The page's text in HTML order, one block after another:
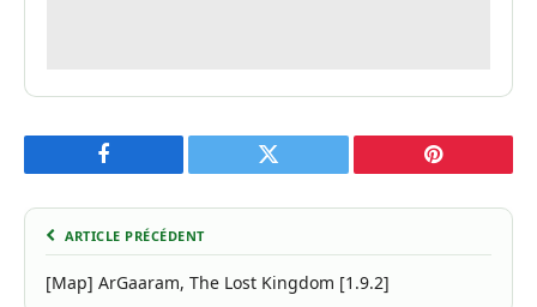
Facebook Twitter Pinterest
ARTICLE PRÉCÉDENT
[Map] ArGaaram, The Lost Kingdom [1.9.2]